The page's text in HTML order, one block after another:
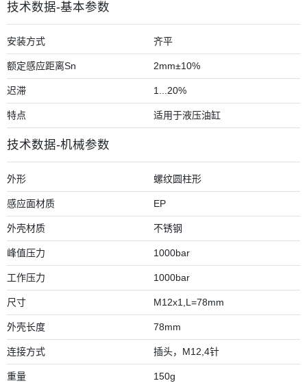
技术数据-基本参数
安装方式 齐平
额定感应距离Sn 2mm±10%
迟滞 1...20%
特点 适用于液压油缸
技术数据-机械参数
外形 螺纹圆柱形
感应面材质 EP
外壳材质 不锈钢
峰值压力 1000bar
工作压力 1000bar
尺寸 M12x1,L=78mm
外壳长度 78mm
连接方式 插头，M12,4针
重量 150g